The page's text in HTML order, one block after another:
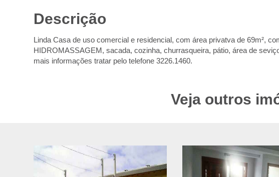
Descrição
Linda Casa de uso comercial e residencial, com área privatva de 69m²,
HIDROMASSAGEM, sacada, cozinha, churrasqueira, pátio, área de
mais informações tratar pelo telefone 3226.1460.
Veja outros